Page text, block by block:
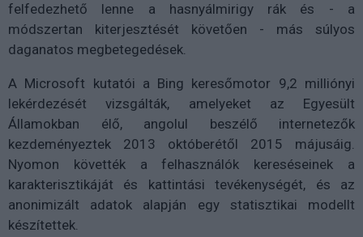
felfedezhető lenne a hasnyálmirigy rák és - a
módszertan kiterjesztését követően - más súlyos
daganatos megbetegedések.
A Microsoft kutatói a Bing keresőmotor 9,2 milliónyi
lekérdezését vizsgálták, amelyeket az Egyesült
Államokban élő, angolul beszélő internetezők
kezdeményeztek 2013 októberétől 2015 májusáig.
Nyomon követték a felhasználók kereséseinek a
karakterisztikáját és kattintási tevékenységét, és az
anonimizált adatok alapján egy statisztikai modellt
készítettek.